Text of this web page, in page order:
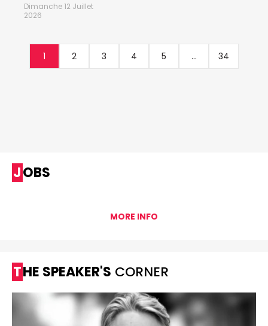
Dimanche 12 Juillet
2026
1 2 3 4 5 ... 34
JOBS
MORE INFO
THE SPEAKER'S CORNER